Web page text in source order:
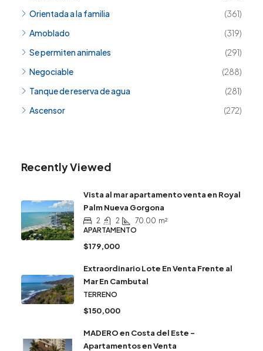
Orientada a la familia
(361)
Amoblado
(319)
Se permiten animales
(291)
Negociable
(288)
Tanque de reserva de agua
(281)
Ascensor
(272)
Recently Viewed
Vista al mar apartamento venta en Royal
Palm Nueva Gorgona
2 2 70.00 m²
APARTAMENTO
$179,000
Extraordinario Lote En Venta Frente al
Mar En Cambutal
TERRENO
$150,000
MADERO en Costa del Este –
Apartamentos en Venta